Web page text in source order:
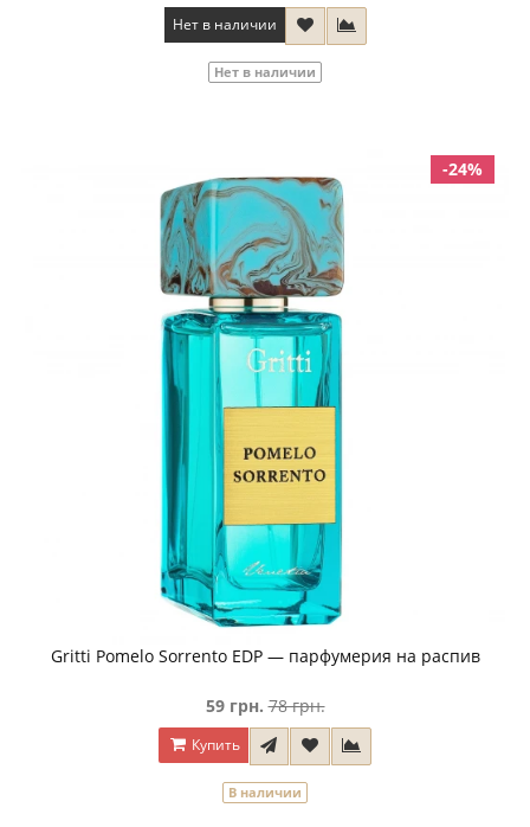
Нет в наличии
Нет в наличии
-24%
Gritti Pomelo Sorrento EDP — парфумерия на распив
59 грн. 78 грн.
Купить
В наличии